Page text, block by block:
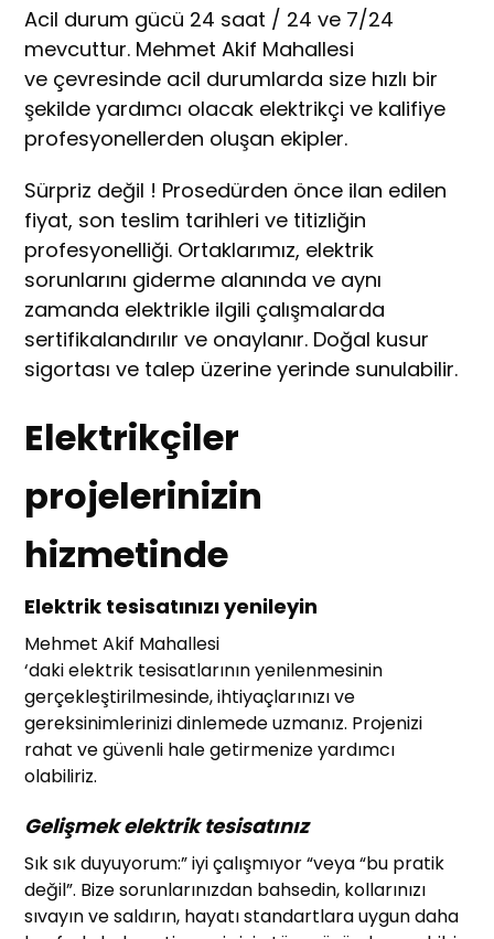
Acil durum gücü 24 saat / 24 ve 7/24
mevcuttur. Mehmet Akif Mahallesi
ve çevresinde acil durumlarda size hızlı bir
şekilde yardımcı olacak elektrikçi ve kalifiye
profesyonellerden oluşan ekipler.
Sürpriz değil ! Prosedürden önce ilan edilen
fiyat, son teslim tarihleri ve titizliğin
profesyonelliği. Ortaklarımız, elektrik
sorunlarını giderme alanında ve aynı
zamanda elektrikle ilgili çalışmalarda
sertifikalandırılır ve onaylanır. Doğal kusur
sigortası ve talep üzerine yerinde sunulabilir.
Elektrikçiler
projelerinizin
hizmetinde
Elektrik tesisatınızı yenileyin
Mehmet Akif Mahallesi
‘daki elektrik tesisatlarının yenilenmesinin
gerçekleştirilmesinde, ihtiyaçlarınızı ve
gereksinimlerinizi dinlemede uzmanız. Projenizi
rahat ve güvenli hale getirmenize yardımcı
olabiliriz.
Gelişmek elektrik tesisatınız
Sık sık duyuyorum:” iyi çalışmıyor “veya “bu pratik
değil”. Bize sorunlarınızdan bahsedin, kollarınızı
sıvayın ve saldırın, hayatı standartlara uygun daha